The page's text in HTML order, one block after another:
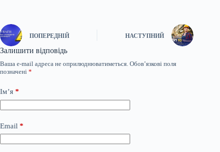
ПОПЕРЕДНІЙ НАСТУПНИЙ
Залишити відповідь
Ваша e-mail адреса не оприлюднюватиметься. Обов’язкові поля
позначені *
Ім’я *
Email *